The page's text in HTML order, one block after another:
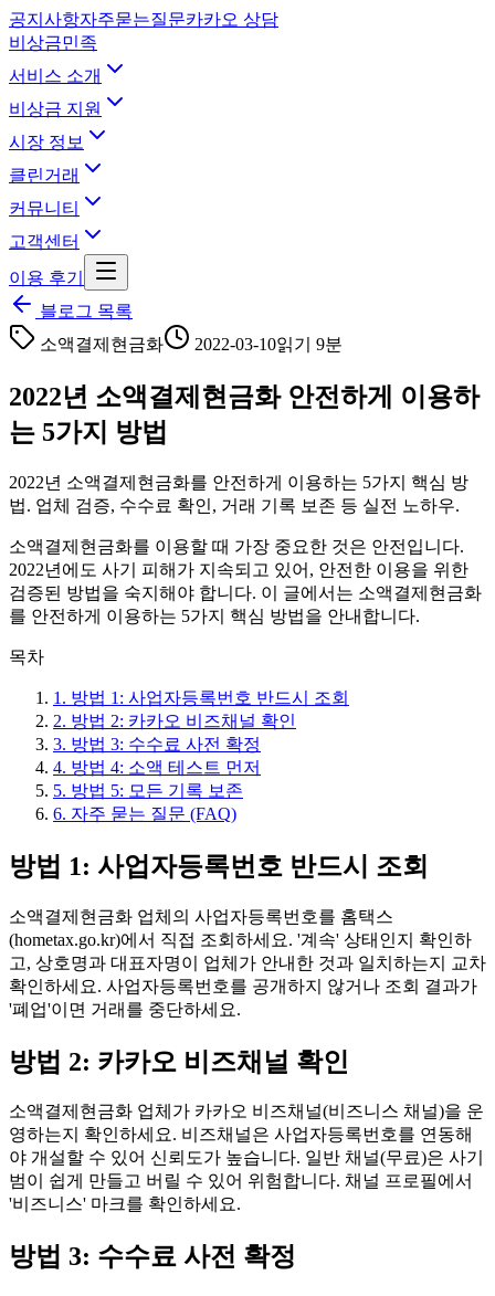
공지사항자주묻는질문카카오 상담
비상금민족
서비스 소개
비상금 지원
시장 정보
클린거래
커뮤니티
고객센터
이용 후기
블로그 목록
소액결제현금화
2022-03-10읽기 9분
2022년 소액결제현금화 안전하게 이용하
는 5가지 방법
2022년 소액결제현금화를 안전하게 이용하는 5가지 핵심 방
법. 업체 검증, 수수료 확인, 거래 기록 보존 등 실전 노하우.
소액결제현금화를 이용할 때 가장 중요한 것은 안전입니다.
2022년에도 사기 피해가 지속되고 있어, 안전한 이용을 위한
검증된 방법을 숙지해야 합니다. 이 글에서는 소액결제현금화
를 안전하게 이용하는 5가지 핵심 방법을 안내합니다.
목차
1 . 방법 1: 사업자등록번호 반드시 조회
2. 방법 2: 카카오 비즈채널 확인
3. 방법 3: 수수료 사전 확정
4. 방법 4: 소액 테스트 먼저
5. 방법 5: 모든 기록 보존
6. 자주 묻는 질문 (FAQ)
방법 1: 사업자등록번호 반드시 조회
소액결제현금화 업체의 사업자등록번호를 홈택스
(hometax.go.kr)에서 직접 조회하세요. '계속' 상태인지 확인하
고, 상호명과 대표자명이 업체가 안내한 것과 일치하는지 교차
확인하세요. 사업자등록번호를 공개하지 않거나 조회 결과가
'폐업'이면 거래를 중단하세요.
방법 2: 카카오 비즈채널 확인
소액결제현금화 업체가 카카오 비즈채널(비즈니스 채널)을 운
영하는지 확인하세요. 비즈채널은 사업자등록번호를 연동해
야 개설할 수 있어 신뢰도가 높습니다. 일반 채널(무료)은 사기
범이 쉽게 만들고 버릴 수 있어 위험합니다. 채널 프로필에서
'비즈니스' 마크를 확인하세요.
방법 3: 수수료 사전 확정